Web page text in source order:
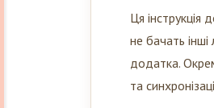
Ця
не бачать
додатка.
та